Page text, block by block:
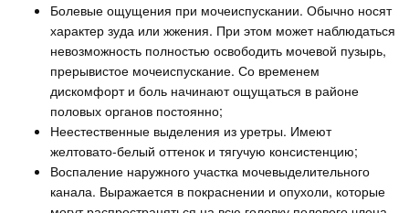
Болевые ощущения при мочеиспускании. Обычно носят
характер зуда или жжения. При этом может наблюдаться
невозможность полностью освободить мочевой пузырь,
прерывистое мочеиспускание. Со временем
дискомфорт и боль начинают ощущаться в районе
половых органов постоянно;
Неестественные выделения из уретры. Имеют
желтовато-белый оттенок и тягучую консистенцию;
Воспаление наружного участка мочевыделительного
канала. Выражается в покраснении и опухоли, которые